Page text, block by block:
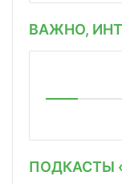
ВАЖНО,
ПОДКАСТЫ